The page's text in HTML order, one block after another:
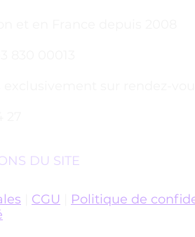
DU SITE
CGU Politique de